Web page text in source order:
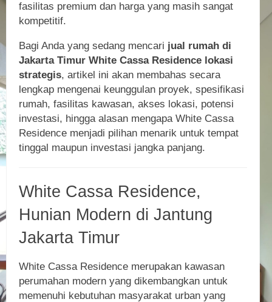
fasilitas premium dan harga yang masih sangat
kompetitif.
Bagi Anda yang sedang mencari jual rumah di
Jakarta Timur White Cassa Residence lokasi
strategis, artikel ini akan membahas secara
lengkap mengenai keunggulan proyek, spesifikasi
rumah, fasilitas kawasan, akses lokasi, potensi
investasi, hingga alasan mengapa White Cassa
Residence menjadi pilihan menarik untuk tempat
tinggal maupun investasi jangka panjang.
White Cassa Residence,
Hunian Modern di Jantung
Jakarta Timur
White Cassa Residence merupakan kawasan
perumahan modern yang dikembangkan untuk
memenuhi kebutuhan masyarakat urban yang